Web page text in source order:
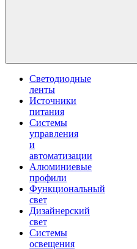
Светодиодные
ленты
Источники
питания
Системы
управления
и
автоматизации
Алюминиевые
профили
Функциональный
свет
Дизайнерский
свет
Системы
освещения